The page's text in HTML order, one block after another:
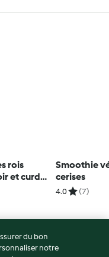
rois
et curd
Smoothie
cerises
4.0 (7)
du bon
notre